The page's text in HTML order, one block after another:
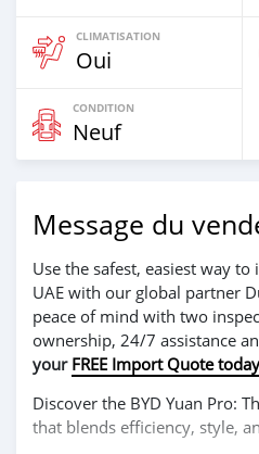
CLIMATISATION
Oui
CONDITION
Neuf
Message du
Use the safest, easiest way
UAE with our global partner
peace of mind with two
ownership, 24/7 assistance
your FREE Import Quote
Discover the BYD Yuan Pro:
that blends efficiency, style,